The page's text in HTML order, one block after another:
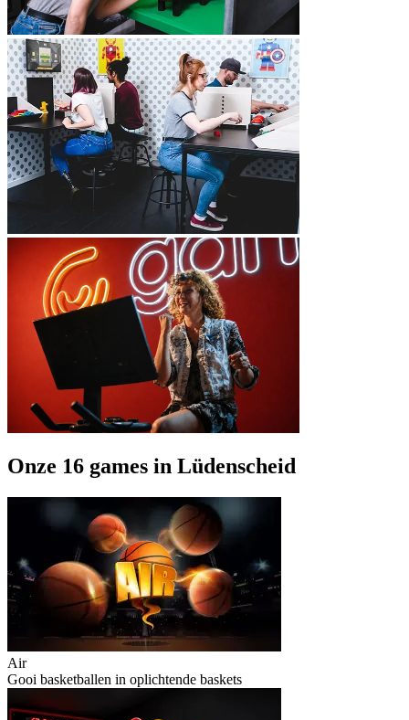
Onze 16 games in Lüdenscheid
Air
Gooi basketballen in oplichtende baskets